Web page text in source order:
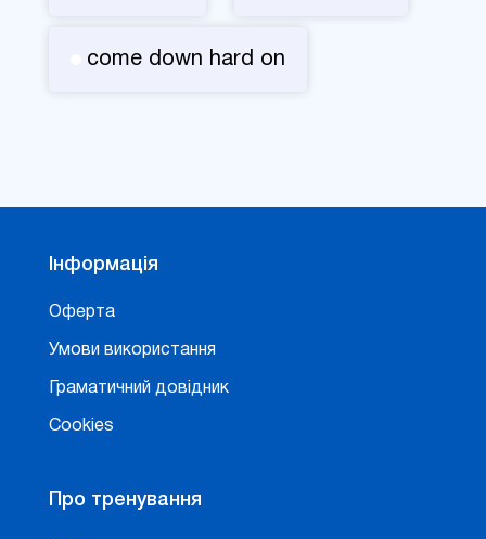
come down hard on
Інформація
Оферта
Умови використання
Граматичний довідник
Cookies
Про тренування